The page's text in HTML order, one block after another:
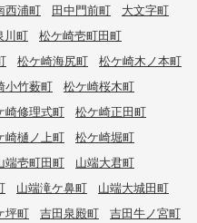
西浦町 田中門前町
大文字町
川町
松ケ崎壱町田町
松ケ崎海尻町
松ケ崎木ノ本町
小竹薮町
松ケ崎桜木町
崎修理式町
松ケ崎正田町
崎樋ノ上町
松ケ崎堀町
端壱町田町
山端大君町
山端滝ケ鼻町
山端大城田町
坪町 吉田泉殿町
吉田牛ノ宮町